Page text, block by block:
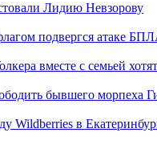
Лидию Невзорову
подвергся атаке
вместе с семьей
бывшего морпеха
Wildberries в